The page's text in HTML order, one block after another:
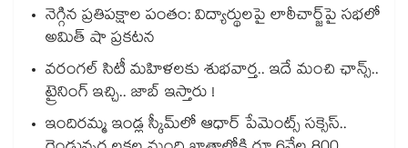
నెగ్గిన ప్రతిపక్షాల పంతం: విద్యార్థులపై లాఠీచార్జ్‎పై సభలో
అమిత్ షా ప్రకటన
వరంగల్ సిటీ మహిళలకు శుభవార్త.. ఇదే మంచి ఛాన్స్..
ట్రైనింగ్ ఇచ్చి.. జాబ్ ఇస్తారు !
ఇందిరమ్మ ఇండ్ల స్కీమ్‌‌‌‌‌‌‌‌లో ఆధార్ పేమెంట్స్ సక్సెస్..